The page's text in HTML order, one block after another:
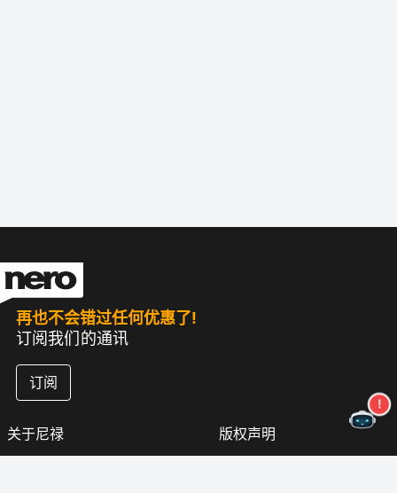
再也不会错过任何优惠了!
订阅我们的通讯
订阅
关于尼禄 版权声明